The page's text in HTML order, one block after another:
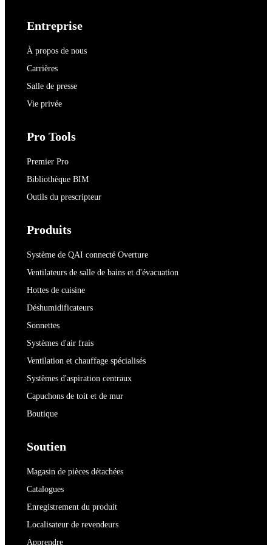
Entreprise
À propos de nous
Carrières
Salle de presse
Vie privée
Pro Tools
Premier Pro
Bibliothèque BIM
Outils du prescripteur
Produits
Système de QAI connecté Overture
Ventilateurs de salle de bains et d'évacuation
Hottes de cuisine
Déshumidificateurs
Sonnettes
Systèmes d'air frais
Ventilation et chauffage spécialisés
Systèmes d'aspiration centraux
Capuchons de toit et de mur
Boutique
Soutien
Magasin de pièces détachées
Catalogues
Enregistrement du produit
Localisateur de revendeurs
Apprendre